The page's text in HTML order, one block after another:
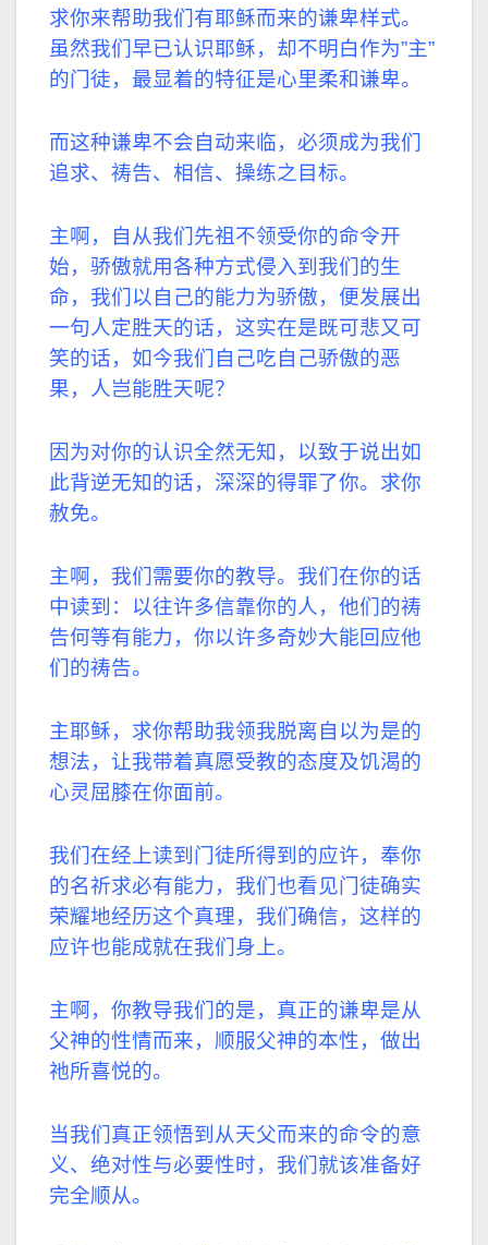
求你来帮助我们有耶稣而来的谦卑样式。
虽然我们早已认识耶稣，却不明白作为”主”
的门徒，最显着的特征是心里柔和谦卑。
而这种谦卑不会自动来临，必须成为我们
追求、祷告、相信、操练之目标。
主啊，自从我们先祖不领受你的命令开
始，骄傲就用各种方式侵入到我们的生
命，我们以自己的能力为骄傲，便发展出
一句人定胜天的话，这实在是既可悲又可
笑的话，如今我们自己吃自己骄傲的恶
果，人岂能胜天呢？
因为对你的认识全然无知，以致于说出如
此背逆无知的话，深深的得罪了你。求你
赦免。
主啊，我们需要你的教导。我们在你的话
中读到：以往许多信靠你的人，他们的祷
告何等有能力，你以许多奇妙大能回应他
们的祷告。
主耶稣，求你帮助我领我脱离自以为是的
想法，让我带着真愿受教的态度及饥渴的
心灵屈膝在你面前。
我们在经上读到门徒所得到的应许，奉你
的名祈求必有能力，我们也看见门徒确实
荣耀地经历这个真理，我们确信，这样的
应许也能成就在我们身上。
主啊，你教导我们的是，真正的谦卑是从
父神的性情而来，顺服父神的本性，做出
祂所喜悦的。
当我们真正领悟到从天父而来的命令的意
义、绝对性与必要性时，我们就该准备好
完全顺从。